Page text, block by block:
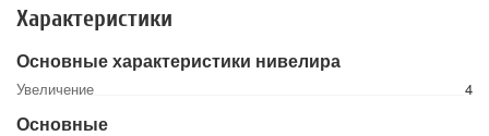
Характеристики
Основные характеристики нивелира
Увеличение 4
Основные